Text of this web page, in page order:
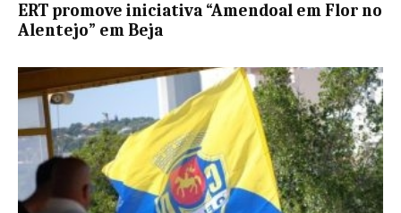
ERT promove iniciativa “Amendoal em Flor no
Alentejo” em Beja